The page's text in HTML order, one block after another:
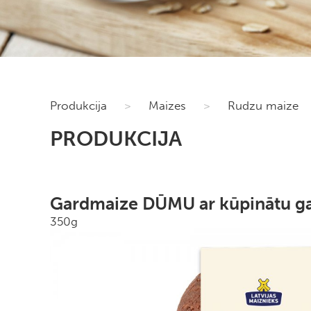
Produkcija > Maizes > Rudzu maize
PRODUKCIJA
Gardmaize DŪMU ar kūpinātu
350g